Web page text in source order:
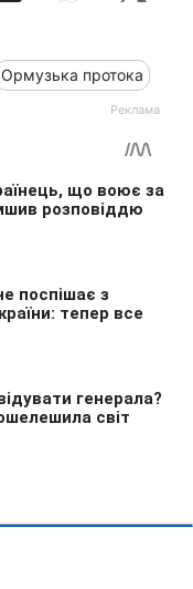
Ормузька протока